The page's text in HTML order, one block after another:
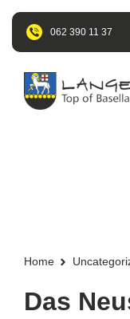
062 390 11 37
Home
Das